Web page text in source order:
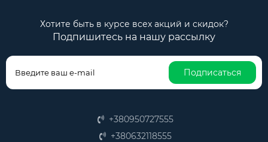
Хотите быть в курсе всех акций и скидок?
Подпишитесь на нашу рассылку
Подписаться
+380950727555
+380632118555